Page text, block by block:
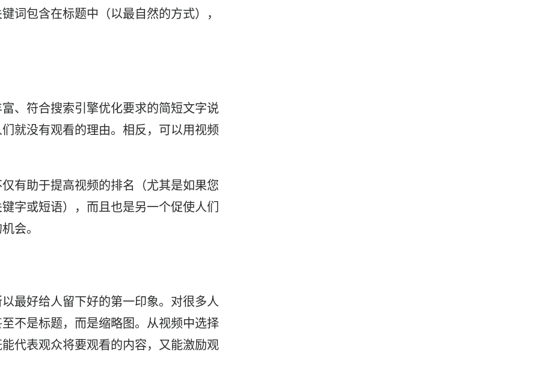
词包含在标题中（以最自然的方式），
、符合搜索引擎优化要求的简短文字说
就没有观看的理由。相反，可以用视频
有助于提高视频的排名（尤其是如果您
字或短语），而且也是另一个促使人们
会。
最好给人留下好的第一印象。对很多人
不是标题，而是缩略图。从视频中选择
代表观众将要观看的内容，又能激励观